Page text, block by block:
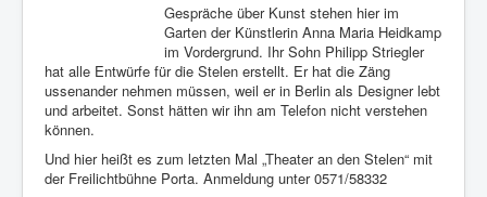
Gespräche über Kunst stehen hier im
Garten der Künstlerin Anna Maria Heidkamp
im Vordergrund. Ihr Sohn Philipp Striegler
hat alle Entwürfe für die Stelen erstellt. Er hat die Zäng
ussenander nehmen müssen, weil er in Berlin als Designer lebt
und arbeitet. Sonst hätten wir ihn am Telefon nicht verstehen
können.
Und hier heißt es zum letzten Mal „Theater an den Stelen“ mit
der Freilichtbühne Porta. Anmeldung unter 0571/58332